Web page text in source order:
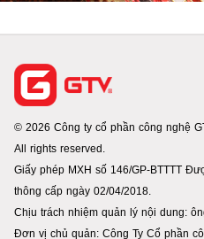
© 2026 Công ty cổ phần công nghệ
All rights reserved.
Giấy phép MXH số 146/GP-BTTTT
thông cấp ngày 02/04/2018.
Chịu trách nhiệm quản lý nội dung:
Đơn vị chủ quản: Công Ty Cổ phần